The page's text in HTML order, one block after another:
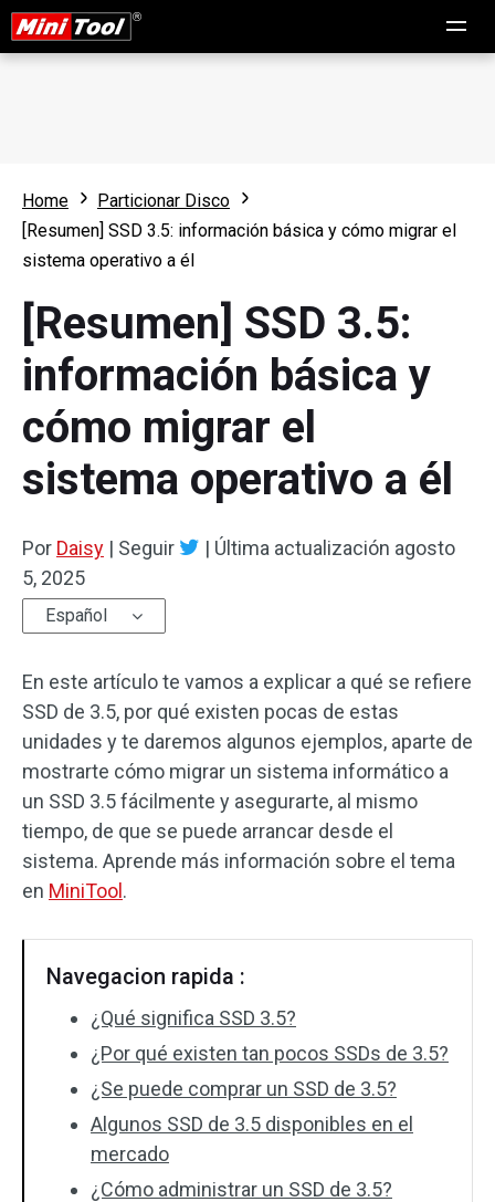
Home
Particionar Disco
[Resumen] SSD 3.5: información básica y cómo migrar el
sistema operativo a él
[Resumen] SSD 3.5:
información básica y
cómo migrar el
sistema operativo a él
Por Daisy | Seguir | Última actualización agosto
5, 2025
Español
En este artículo te vamos a explicar a qué se refiere
SSD de 3.5, por qué existen pocas de estas
unidades y te daremos algunos ejemplos, aparte de
mostrarte cómo migrar un sistema informático a
un SSD 3.5 fácilmente y asegurarte, al mismo
tiempo, de que se puede arrancar desde el
sistema. Aprende más información sobre el tema
en MiniTool .
Navegacion rapida :
¿Qué significa SSD 3.5?
¿Por qué existen tan pocos SSDs de 3.5?
¿Se puede comprar un SSD de 3.5?
Algunos SSD de 3.5 disponibles en el
mercado
¿Cómo administrar un SSD de 3.5?